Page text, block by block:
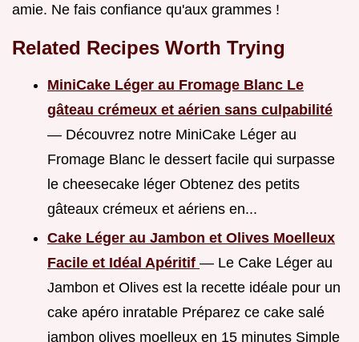
amie. Ne fais confiance qu'aux grammes !
Related Recipes Worth Trying
MiniCake Léger au Fromage Blanc Le
gâteau crémeux et aérien sans culpabilité
— Découvrez notre MiniCake Léger au
Fromage Blanc le dessert facile qui surpasse
le cheesecake léger Obtenez des petits
gâteaux crémeux et aériens en...
Cake Léger au Jambon et Olives Moelleux
Facile et Idéal Apéritif — Le Cake Léger au
Jambon et Olives est la recette idéale pour un
cake apéro inratable Préparez ce cake salé
jambon olives moelleux en 15 minutes Simple